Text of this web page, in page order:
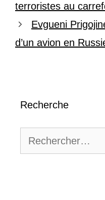
terroristes au
Evgueni
d’un avion en
Recherche